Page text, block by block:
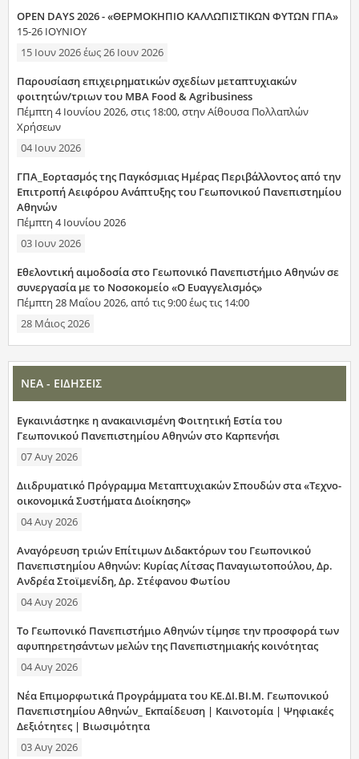
OPEN DAYS 2026 - «ΘΕΡΜΟΚΗΠΙΟ ΚΑΛΛΩΠΙΣΤΙΚΩΝ ΦΥΤΩΝ ΓΠΑ»
15-26 ΙΟΥΝΙΟΥ
15 Ιουν 2026έως26 Ιουν 2026
Παρουσίαση επιχειρηματικών σχεδίων μεταπτυχιακών
φοιτητών/τριων του MBA Food & Agribusiness
Πέμπτη 4 Ιουνίου 2026, στις 18:00, στην Αίθουσα Πολλαπλών
Χρήσεων
04 Ιουν 2026
ΓΠΑ_Εορτασμός της Παγκόσμιας Ημέρας Περιβάλλοντος από την
Επιτροπή Αειφόρου Ανάπτυξης του Γεωπονικού Πανεπιστημίου
Αθηνών
Πέμπτη 4 Ιουνίου 2026
03 Ιουν 2026
Εθελοντική αιμοδοσία στο Γεωπονικό Πανεπιστήμιο Αθηνών σε
συνεργασία με το Νοσοκομείο «Ο Ευαγγελισμός»
Πέμπτη 28 Μαΐου 2026, από τις 9:00 έως τις 14:00
28 Μάιος 2026
ΝΕΑ - ΕΙΔΗΣΕΙΣ
Εγκαινιάστηκε η ανακαινισμένη Φοιτητική Εστία του
Γεωπονικού Πανεπιστημίου Αθηνών στο Καρπενήσι
07 Αυγ 2026
Διιδρυματικό Πρόγραμμα Μεταπτυχιακών Σπουδών στα «Τεχνο-
οικονομικά Συστήματα Διοίκησης»
04 Αυγ 2026
Αναγόρευση τριών Επίτιμων Διδακτόρων του Γεωπονικού
Πανεπιστημίου Αθηνών: Κυρίας Λίτσας Παναγιωτοπούλου, Δρ.
Ανδρέα Στοϊμενίδη, Δρ. Στέφανου Φωτίου
04 Αυγ 2026
Το Γεωπονικό Πανεπιστήμιο Αθηνών τίμησε την προσφορά των
αφυπηρετησάντων μελών της Πανεπιστημιακής κοινότητας
04 Αυγ 2026
Νέα Επιμορφωτικά Προγράμματα του ΚΕ.ΔΙ.ΒΙ.Μ. Γεωπονικού
Πανεπιστημίου Αθηνών_ Εκπαίδευση | Καινοτομία | Ψηφιακές
Δεξιότητες | Βιωσιμότητα
03 Αυγ 2026